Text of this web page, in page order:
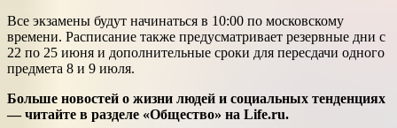
Все экзамены будут начинаться в 10:00 по московскому
времени. Расписание также предусматривает резервные дни с
22 по 25 июня и дополнительные сроки для пересдачи одного
предмета 8 и 9 июля.
Больше новостей о жизни людей и социальных тенденциях
— читайте в разделе «Общество» на Life.ru.